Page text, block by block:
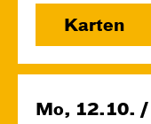
Karten
Mo, 12.10.